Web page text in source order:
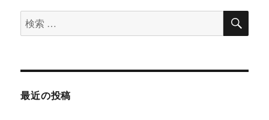
囲
地
し
よ
検
索
象:
検
最近の投稿